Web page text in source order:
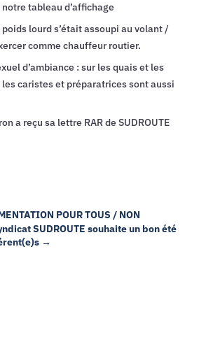
tableau d’affichage
lourd s’était assoupi au volant /
comme chauffeur routier.
d’ambiance : sur les quais et les
caristes et préparatrices sont aussi
a reçu sa lettre RAR de SUDROUTE
POUR TOUS / NON
SUDROUTE souhaite un bon été
→